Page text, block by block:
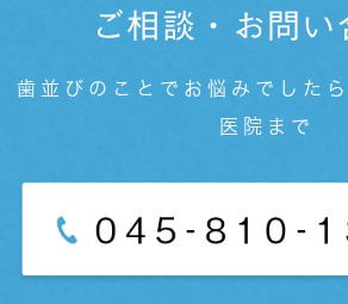
ご相談・お問い
歯並びのことでお悩みでした
医院まで